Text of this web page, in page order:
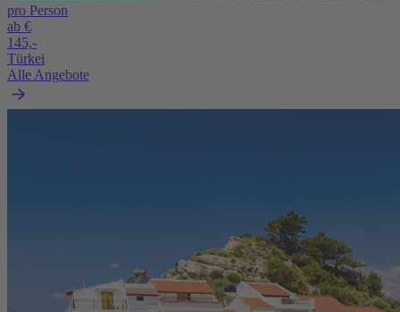
pro Person
ab €
145,-
Türkei
Alle Angebote